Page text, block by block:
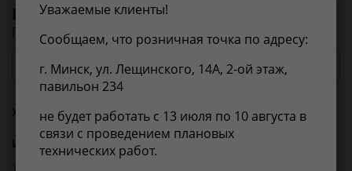
Birth2119
Подвеска, рычаг независимой подвески колеса
Посмотреть цены и сроки
Характеристики
Из справочника ABCP
Уважаемые клиенты!
Сообщаем, что розничная точка по адресу:
г. Минск, ул. Лещинского, 14А, 2-ой этаж,
павильон 234
не будет работать с 13 июля по 10 августа в
связи с проведением плановых
технических работ.